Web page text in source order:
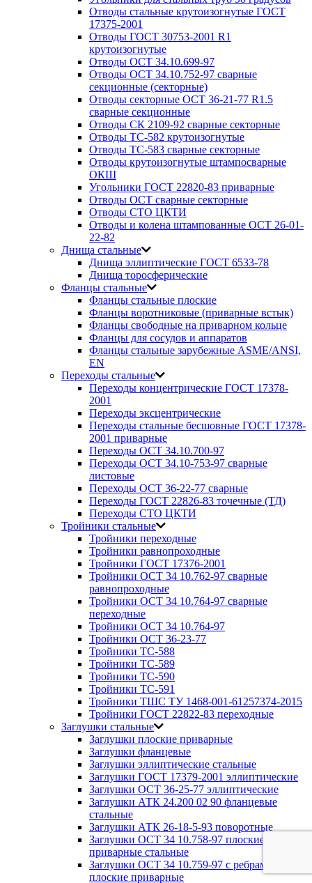
Отводы стальные крутоизогнутые ГОСТ
17375-2001
Отводы ГОСТ 30753-2001 R1
крутоизогнутые
Отводы ОСТ 34.10.699-97
Отводы ОСТ 34.10.752-97 сварные
секционные (секторные)
Отводы секторные ОСТ 36-21-77 R1.5
сварные секционные
Отводы СК 2109-92 сварные секторные
Отводы ТС-582 крутоизогнутые
Отводы ТС-583 сварные секторные
Отводы крутоизогнутые штампосварные
ОКШ
Угольники ГОСТ 22820-83 приварные
Отводы ОСТ сварные секторные
Отводы СТО ЦКТИ
Отводы и колена штампованные ОСТ 26-01-
22-82
Днища стальные
Днища эллиптические ГОСТ 6533-78
Днища торосферические
Фланцы стальные
Фланцы стальные плоские
Фланцы воротниковые (приварные встык)
Фланцы свободные на приварном кольце
Фланцы для сосудов и аппаратов
Фланцы стальные зарубежные ASME/ANSI,
EN
Переходы стальные
Переходы концентрические ГОСТ 17378-
2001
Переходы эксцентрические
Переходы стальные бесшовные ГОСТ 17378-
2001 приварные
Переходы ОСТ 34.10.700-97
Переходы ОСТ 34.10-753-97 сварные
листовые
Переходы ОСТ 36-22-77 сварные
Переходы ГОСТ 22826-83 точечные (ТД)
Переходы СТО ЦКТИ
Тройники стальные
Тройники переходные
Тройники равнопроходные
Тройники ГОСТ 17376-2001
Тройники ОСТ 34 10.762-97 сварные
равнопроходные
Тройники ОСТ 34 10.764-97 сварные
переходные
Тройники ОСТ 34 10.764-97
Тройники ОСТ 36-23-77
Тройники ТС-588
Тройники ТС-589
Тройники ТС-590
Тройники ТС-591
Тройники ТШС ТУ 1468-001-61257374-2015
Тройники ГОСТ 22822-83 переходные
Заглушки стальные
Заглушки плоские приварные
Заглушки фланцевые
Заглушки эллиптические стальные
Заглушки ГОСТ 17379-2001 эллиптические
Заглушки ОСТ 36-25-77 эллиптические
Заглушки АТК 24.200 02 90 фланцевые
стальные
Заглушки АТК 26-18-5-93 поворотные
Заглушки ОСТ 34 10.758-97 плоские
приварные стальные
Заглушки ОСТ 34 10.759-97 с ребрами
плоские приварные